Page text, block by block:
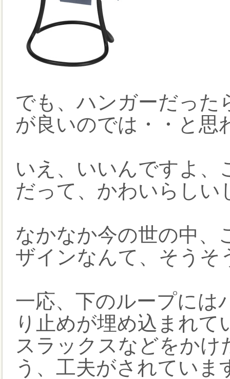
でも、ハンガーだった
が良いのでは・・と思
いえ、いいんですよ、
だって、かわいらしい
なかなか今の世の中、
ザインなんて、そうそ
一応、下のループには
り止めが埋め込まれて
スラックスなどをか
う、工夫がされていま